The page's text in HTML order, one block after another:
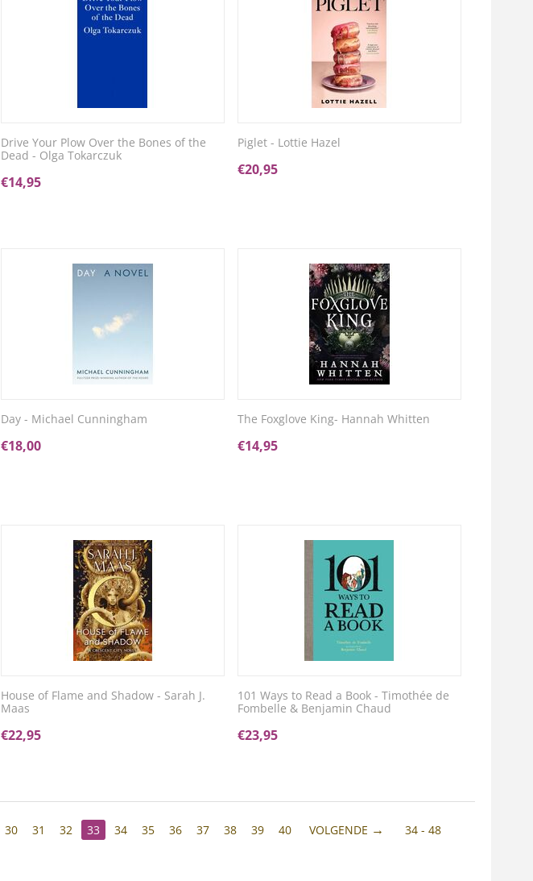
Drive Your Plow Over the Bones of the
Dead - Olga Tokarczuk
€14,95
Piglet - Lottie Hazel
€20,95
Day - Michael Cunningham
€18,00
The Foxglove King- Hannah Whitten
€14,95
House of Flame and Shadow - Sarah J.
Maas
€22,95
101 Ways to Read a Book - Timothée de
Fombelle & Benjamin Chaud
€23,95
30 31 32 33 34 35 36 37 38 39 40 VOLGENDE 34 - 48